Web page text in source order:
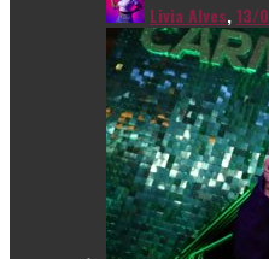
Livia Alves,13/